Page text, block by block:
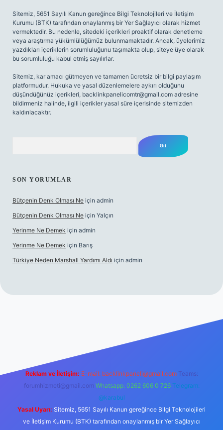
Sitemiz, 5651 Sayılı Kanun gereğince Bilgi Teknolojileri ve İletişim
Kurumu (BTK) tarafından onaylanmış bir Yer Sağlayıcı olarak hizmet
vermektedir. Bu nedenle, sitedeki içerikleri proaktif olarak denetleme
veya araştırma yükümlülüğümüz bulunmamaktadır. Ancak, üyelerimiz
yazdıkları içeriklerin sorumluluğunu taşımakta olup, siteye üye olarak
bu sorumluluğu kabul etmiş sayılırlar.
Sitemiz, kar amacı gütmeyen ve tamamen ücretsiz bir bilgi paylaşım
platformudur. Hukuka ve yasal düzenlemelere aykırı olduğunu
düşündüğünüz içerikleri, backlinkpanelicomtr@gmail.com adresine
bildirmeniz halinde, ilgili içerikler yasal süre içerisinde sitemizden
kaldırılacaktır.
SON YORUMLAR
Bütçenin Denk Olması Ne için admin
Bütçenin Denk Olması Ne için Yalçın
Yerinme Ne Demek için admin
Yerinme Ne Demek için Barış
Türkiye Neden Marshall Yardımı Aldı için admin
hiltonbet yeni giriş
Reklam ve İletişim: E-mail: backlinkpaneli@gmail.com Teams:
forumhizmeti@gmail.com Whatsapp: 0262 606 0 726 Telegram:
@karabul
Yasal Uyarı: Sitemiz, 5651 Sayılı Kanun gereğince Bilgi Teknolojileri
ve İletişim Kurumu (BTK) tarafından onaylanmış bir Yer Sağlayıcı